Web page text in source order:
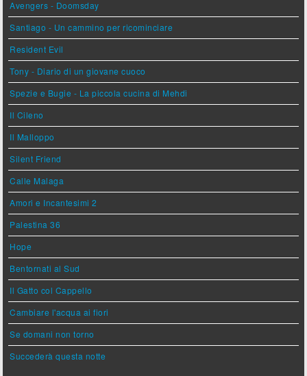
Avengers - Doomsday
Santiago - Un cammino per ricominciare
Resident Evil
Tony - Diario di un giovane cuoco
Spezie e Bugie - La piccola cucina di Mehdi
Il Cileno
Il Malloppo
Silent Friend
Calle Malaga
Amori e Incantesimi 2
Palestina 36
Hope
Bentornati al Sud
Il Gatto col Cappello
Cambiare l'acqua ai fiori
Se domani non torno
Succederà questa notte